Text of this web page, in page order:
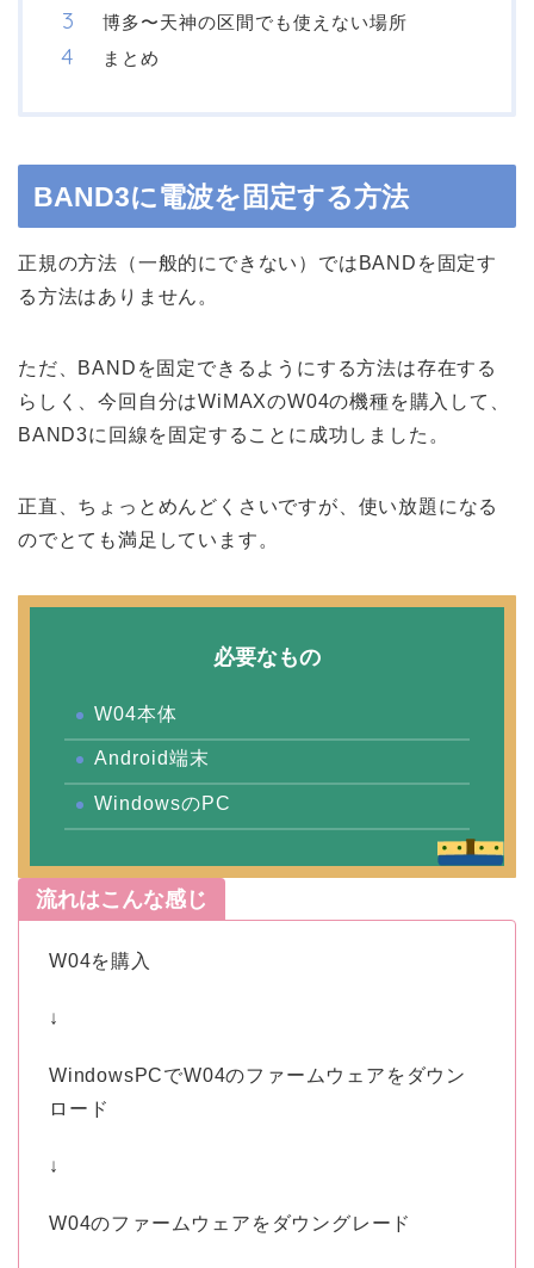
博多〜天神の区間でも使えない場所
まとめ
BAND3に電波を固定する方法
正規の方法（一般的にできない）ではBANDを固定す
る方法はありません。
ただ、BANDを固定できるようにする方法は存在する
らしく、今回自分はWiMAXのW04の機種を購入して、
BAND3に回線を固定することに成功しました。
正直、ちょっとめんどくさいですが、使い放題になる
のでとても満足しています。
必要なもの
W04本体
Android端末
WindowsのPC
流れはこんな感じ
W04を購入
↓
WindowsPCでW04のファームウェアをダウン
ロード
↓
W04のファームウェアをダウングレード